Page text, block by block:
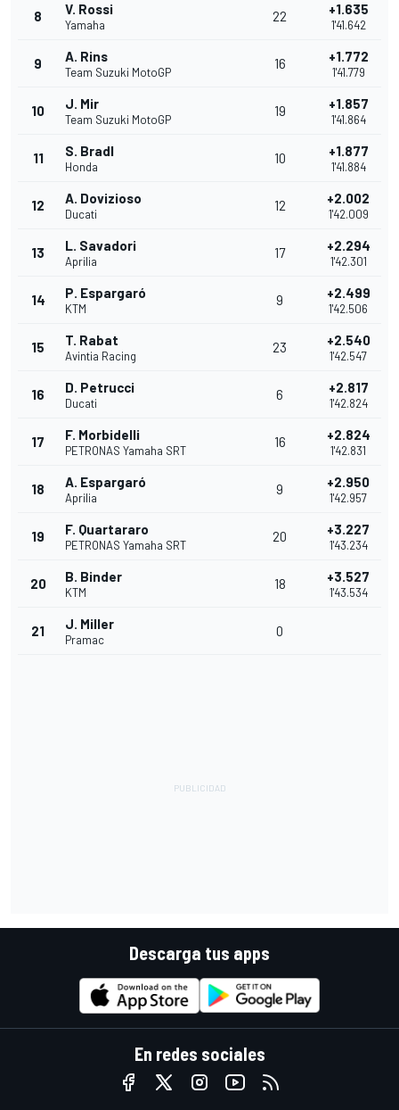
8 V. Rossi
Yamaha
22 +1.635
1'41.642
9 A. Rins
Team Suzuki MotoGP
16 +1.772
1'41.779
10 J. Mir
Team Suzuki MotoGP
19 +1.857
1'41.864
11 S. Bradl
Honda
10 +1.877
1'41.884
12 A. Dovizioso
Ducati
12 +2.002
1'42.009
13 L. Savadori
Aprilia
17 +2.294
1'42.301
14 P. Espargaró
KTM
9 +2.499
1'42.506
15 T. Rabat
Avintia Racing
23 +2.540
1'42.547
16 D. Petrucci
Ducati
6 +2.817
1'42.824
17 F. Morbidelli
PETRONAS Yamaha SRT
16 +2.824
1'42.831
18 A. Espargaró
Aprilia
9 +2.950
1'42.957
19 F. Quartararo
PETRONAS Yamaha SRT
20 +3.227
1'43.234
20 B. Binder
KTM
18 +3.527
1'43.534
21 J. Miller
Pramac
0
Descarga tus apps
En redes sociales